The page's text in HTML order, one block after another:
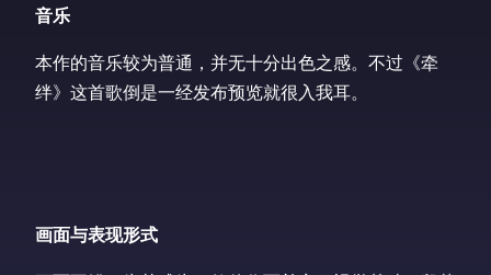
音乐
本作的音乐较为普通，并无十分出色之感。不过《牵
绊》这首歌倒是一经发布预览就很入我耳。
画面与表现形式